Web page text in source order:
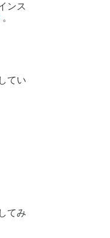
ンス
。
てい
てみ